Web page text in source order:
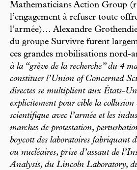
Mathematicians Action Group
l’engagement à refuser toute
l’armée)… Alexandre
du groupe Survivre furent
ces grandes mobilisations nord-
à la “grève de la recherche” du 4
constituer l’Union of Concerned
directes se multiplient aux États-
explicitement pour cible la collusion
scientifique avec l’armée et les
marches de protestation,
boycott des laboratoires fabriquant
ou nucléaires, prise d’assaut de
Analysis, du Lincoln Laboratory,